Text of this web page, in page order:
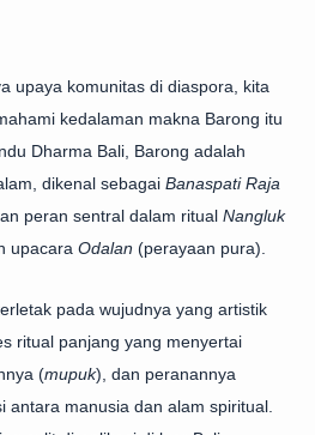
upaya komunitas di diaspora, kita
kedalaman makna Barong itu
Dharma Bali, Barong adalah
dikenal sebagai Banaspati Raja
peran sentral dalam ritual Nangluk
upacara Odalan (perayaan pura).
pada wujudnya yang artistik
ritual panjang yang menyertai
(mupuk), dan peranannya
antara manusia dan alam spiritual.